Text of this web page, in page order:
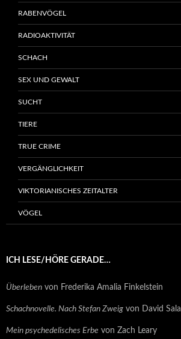
RABENVÖGEL
RADIOAKTIVITÄT
SCHACH
SEX UND GEWALT
SUCHT
TIERE
TRUE CRIME
VERGÄNGLICHKEIT
VIKTORIANISCHES ZEITALTER
VÖGEL
ICH LESE/HÖRE GERADE…
Überleben von Frederika Amalia Finkelstein
Schachnovelle. Nach Stefan Zweig von David Sala
Mein psychedelisches Erbe von Zach Leary